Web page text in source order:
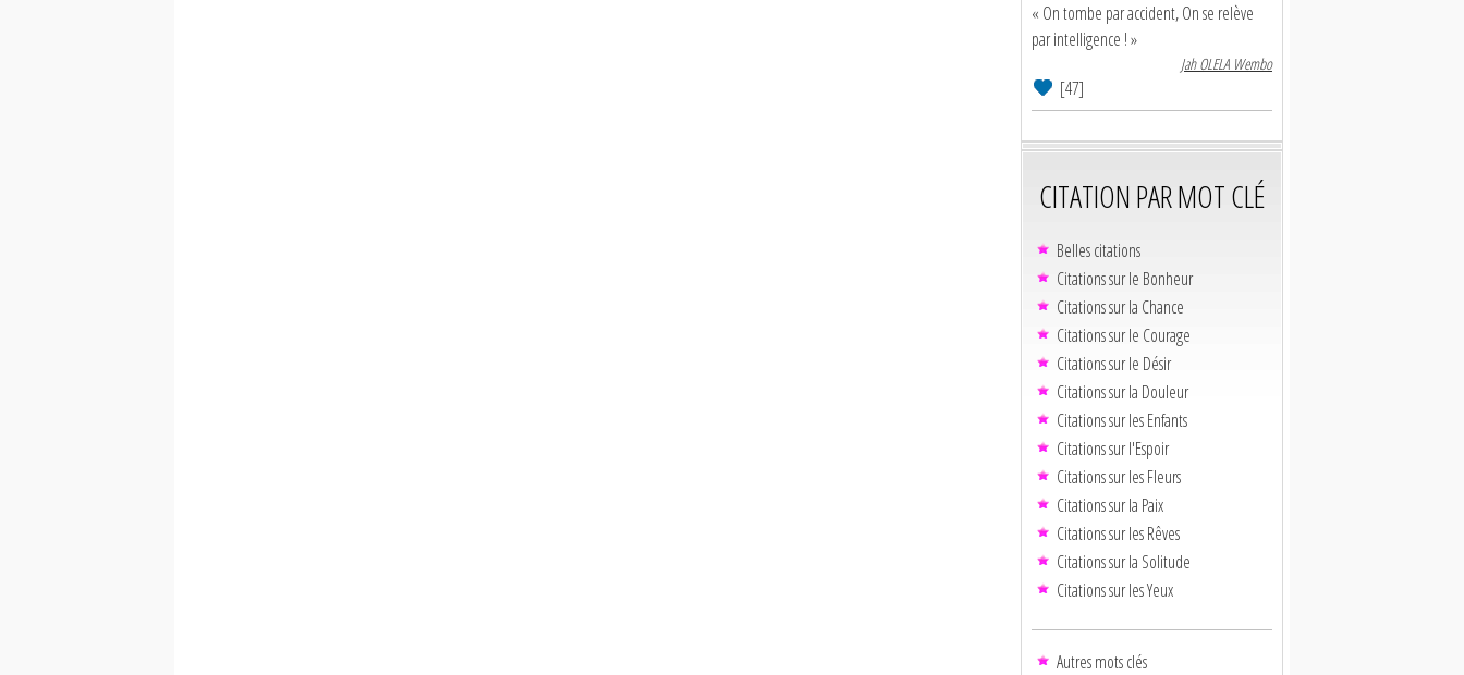
« On tombe par accident, On se relève
par intelligence ! »
Jah OLELA Wembo
[47]
CITATION PAR MOT CLÉ
Belles citations
Citations sur le Bonheur
Citations sur la Chance
Citations sur le Courage
Citations sur le Désir
Citations sur la Douleur
Citations sur les Enfants
Citations sur l'Espoir
Citations sur les Fleurs
Citations sur la Paix
Citations sur les Rêves
Citations sur la Solitude
Citations sur les Yeux
Autres mots clés